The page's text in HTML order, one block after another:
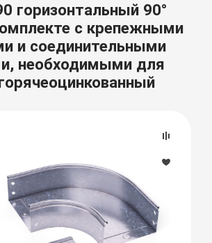
горизонтальный 90°
с крепежными
и соединительными
необходимыми для